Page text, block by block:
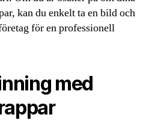
kan du enkelt ta en bild och
för en professionell
med